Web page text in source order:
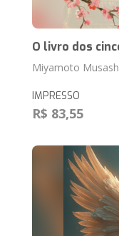
O livro dos
Miyamoto
IMPRESSO
R$ 83,55